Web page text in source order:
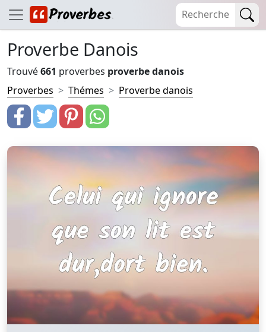
Proverbe Danois
Trouvé661 proverbes proverbe danois
Proverbes
Thémes Proverbe danois